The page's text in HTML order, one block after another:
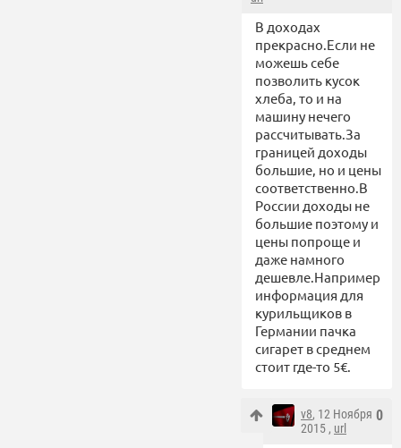
В доходах
прекрасно.Если не
можешь себе
позволить кусок
хлеба, то и на
машину нечего
рассчитывать.За
границей доходы
большие, но и цены
соответственно.В
России доходы не
большие поэтому и
цены попроще и
даже намного
дешевле.Например
информация для
курильщиков в
Германии пачка
сигарет в среднем
стоит где-то 5€.
0
v8, 12 Ноября
2015 , url